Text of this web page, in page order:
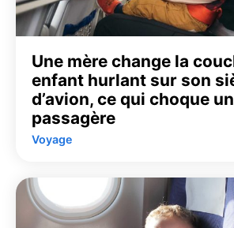
Une mère change la
enfant hurlant sur son
d’avion, ce qui choque
passagère
Voyage